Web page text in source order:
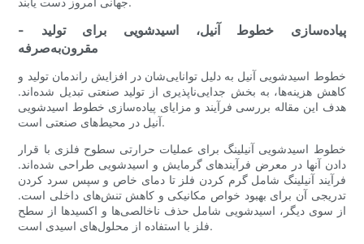
- پیاده‌سازی خطوط آنیل، اسیدشویی برای تولید
مقرون‌به‌صرفه
خطوط اسیدشویی آنیل به دلیل توانایی‌شان در افزایش راندمان تولید و
کاهش هزینه‌ها، به بخش جدایی‌ناپذیری از تولید صنعتی تبدیل شده‌اند.
هدف این مقاله بررسی فرآیند و مزایای پیاده‌سازی خطوط اسیدشویی
آنیل در محیط‌های صنعتی است.
خطوط اسیدشویی آنیلینگ برای عملیات حرارتی سطوح فلزی با قرار
دادن آنها در معرض فرآیندهای گرمایش و اسیدشویی طراحی شده‌اند.
فرآیند آنیلینگ شامل گرم کردن فلز تا دمای خاص و سپس سرد کردن
تدریجی آن برای بهبود خواص مکانیکی و کاهش تنش‌های داخلی است.
از سوی دیگر، اسیدشویی شامل حذف ناخالصی‌ها و اکسیدها از سطح
فلز با استفاده از محلول‌های اسیدی است.